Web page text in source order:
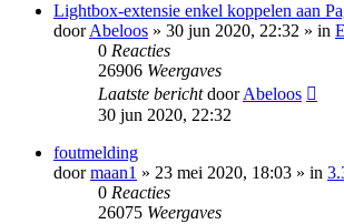
Lightbox-extensie enkel koppelen aan
doorAbeloos » 30 jun 2020, 22:32 » in
0 Reacties
26906 Weergaves
Laatste berichtdoorAbeloos
30 jun 2020, 22:32
foutmelding
doormaan1 » 23 mei 2020, 18:03 » in
0 Reacties
26075 Weergaves